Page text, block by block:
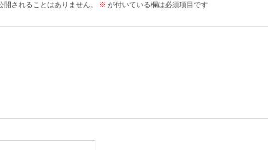
開されることはありません。 ※ が付いている欄は必須項目です